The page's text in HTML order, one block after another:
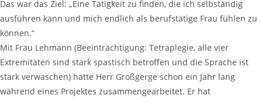
Das war das Ziel: „Eine Tätigkeit zu finden, die ich selbständig
ausführen kann und mich endlich als berufstätige Frau fühlen zu
können.“
Mit Frau Lehmann (Beeinträchtigung: Tetraplegie, alle vier
Extremitäten sind stark spastisch betroffen und die Sprache ist
stark verwaschen) hatte Herr Großgerge schon ein Jahr lang
während eines Projektes zusammengearbeitet. Er hat